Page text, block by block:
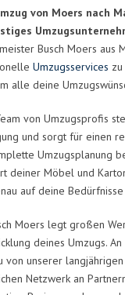
von Moers nach
Busch Moers aus
Umzugsservices
alle deine
von Umzugsprofis
und sorgt für einen
Umzugsplanung
deiner Möbel und
auf deine Bedürfnisse
Moers legt großen
deines Umzugs.
unserer langjährigen
Netzwerk an